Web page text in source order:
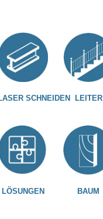
SCHNEIDEN LEITER
LÖSUNGEN BAUM